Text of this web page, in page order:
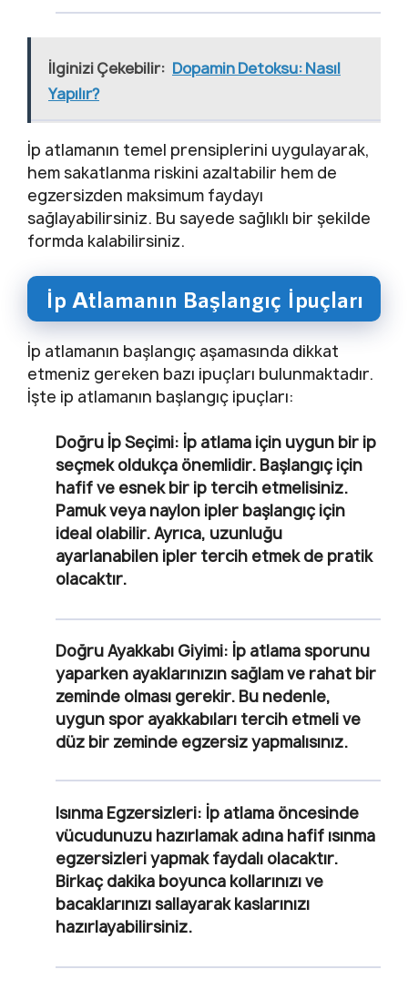
İlginizi Çekebilir: Dopamin Detoksu: Nasıl
Yapılır?
İp atlamanın temel prensiplerini uygulayarak,
hem sakatlanma riskini azaltabilir hem de
egzersizden maksimum faydayı
sağlayabilirsiniz. Bu sayede sağlıklı bir şekilde
formda kalabilirsiniz.
İp Atlamanın Başlangıç İpuçları
İp atlamanın başlangıç aşamasında dikkat
etmeniz gereken bazı ipuçları bulunmaktadır.
İşte ip atlamanın başlangıç ipuçları:
Doğru İp Seçimi: İp atlama için uygun bir ip
seçmek oldukça önemlidir. Başlangıç için
hafif ve esnek bir ip tercih etmelisiniz.
Pamuk veya naylon ipler başlangıç için
ideal olabilir. Ayrıca, uzunluğu
ayarlanabilen ipler tercih etmek de pratik
olacaktır.
Doğru Ayakkabı Giyimi: İp atlama sporunu
yaparken ayaklarınızın sağlam ve rahat bir
zeminde olması gerekir. Bu nedenle,
uygun spor ayakkabıları tercih etmeli ve
düz bir zeminde egzersiz yapmalısınız.
Isınma Egzersizleri: İp atlama öncesinde
vücudunuzu hazırlamak adına hafif ısınma
egzersizleri yapmak faydalı olacaktır.
Birkaç dakika boyunca kollarınızı ve
bacaklarınızı sallayarak kaslarınızı
hazırlayabilirsiniz.